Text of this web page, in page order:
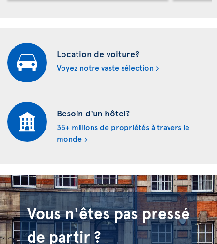
Location de voiture?
Voyez notre vaste sélection
Besoin d'un hôtel?
35+ millions de propriétés à travers le
monde
Vous n'êtes pas pressé
de partir ?